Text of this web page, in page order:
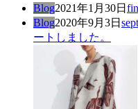
Blog2021年1月30日
Blog2020年9月3日
ートしました。